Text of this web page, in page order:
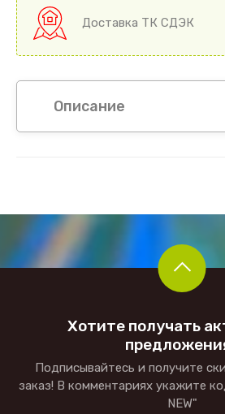
Доставка ТК СДЭК
Описание
Хотите получать
Подписывайтесь и получите
заказ! В комментариях укажите
NEW"